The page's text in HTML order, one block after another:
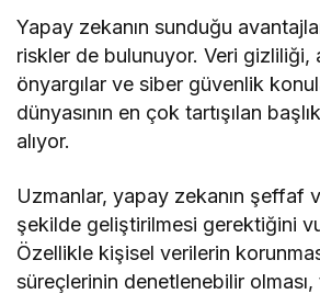
Yapay zekanın sunduğu
riskler de bulunuyor. Veri gizliliği,
önyargılar ve siber güvenlik
dünyasının en çok tartışılan
alıyor.
Uzmanlar, yapay zekanın şeffaf
şekilde geliştirilmesi gerektiğini
Özellikle kişisel verilerin
süreçlerinin denetlenebilir